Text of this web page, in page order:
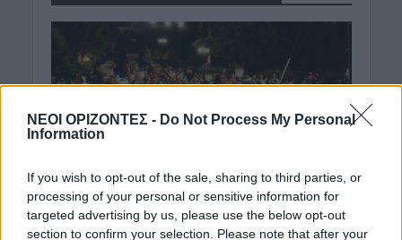
ΝΕΟΙ ΟΡΙΖΟΝΤΕΣ - Do Not Process My Personal
Information
If you wish to opt-out of the sale, sharing to third parties, or
processing of your personal or sensitive information for
targeted advertising by us, please use the below opt-out
section to confirm your selection. Please note that after your